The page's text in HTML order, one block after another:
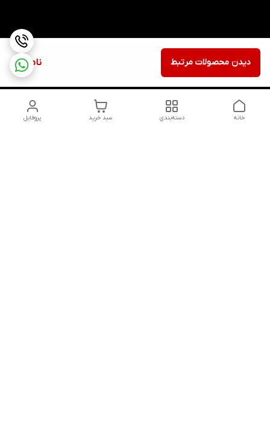
ناموجود دیدن محصولات مرتبط
پروفایل سبد خرید دسته‌بندی خانه